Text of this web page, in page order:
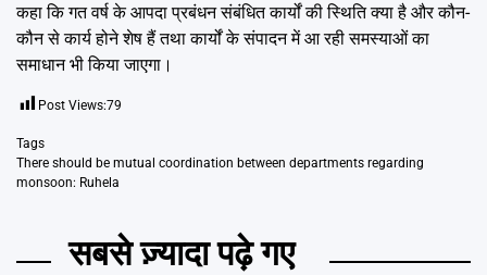
कहा कि गत वर्ष के आपदा प्रबंधन संबंधित कार्यों की स्थिति क्या है और कौन-
कौन से कार्य होने शेष हैं तथा कार्यों के संपादन में आ रही समस्याओं का
समाधान भी किया जाएगा।
Post Views:79
Tags
There should be mutual coordination between departments regarding
monsoon: Ruhela
सबसे ज़्यादा पढ़े गए